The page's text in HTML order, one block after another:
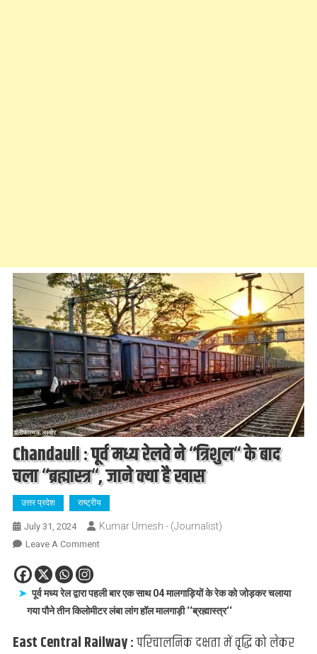
Chandauli : पूर्व मध्य रेलवे ने ‘‘त्रिशुल‘‘ के बाद
चला ‘‘ब्रह्मास्त्र‘‘, जाने क्या है खास
उत्तर प्रदेश राष्ट्रीय
July 31, 2024 Kumar Umesh - (Journalist)
Leave A CommentOn
पूर्व
मध्य
ने
पूर्व मध्य रेल द्वारा पहली बार एक साथ 04 मालगाड़ियों के रेक को जोड़कर चलाया
गया पौने तीन किलोमीटर लंबा लांग हॉल मालगाड़ी ‘‘ब्रह्मास्त्र‘‘
East Central Railway :परिचालनिक दक्षता में वृद्धि को लेकर